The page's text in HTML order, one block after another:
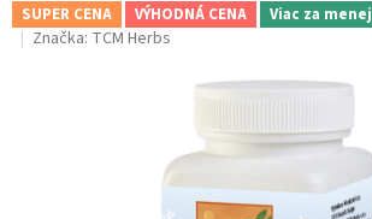
SUPER CENA VÝHODNÁ CENA Viac za menej
Značka: TCM Herbs